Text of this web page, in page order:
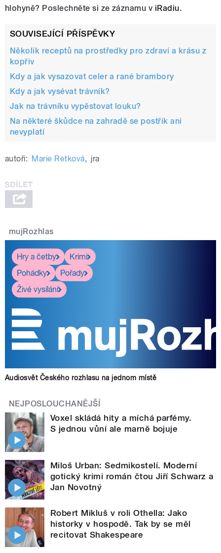
hlohyně? Poslechněte si ze záznamu v iRadiu.
SOUVISEJÍCÍ PŘÍSPĚVKY
Několik receptů na prostředky pro zdraví a krásu z
kopřiv
Kdy a jak vysazovat celer a rané brambory
Kdy a jak vysévat trávník?
Jak na trávníku vypěstovat louku?
Na některé škůdce na zahradě se postřik ani
nevyplatí
autoři: Marie Retková, jra
mujRozhlas
Hry a četby
Krimi
Pohádky
Pořady
Živé vysílání
Audiosvět Českého rozhlasu na jednom místě
NEJPOSLOUCHANĚJŠÍ
Voxel skládá hity a míchá parfémy.
S jednou vůní ale marně bojuje
Miloš Urban: Sedmikostelí. Moderní
gotický krimi román čtou Jiří Schwarz a
Jan Novotný
Robert Mikluš v roli Othella: Jako
historky v hospodě. Tak by se měl
recitovat Shakespeare